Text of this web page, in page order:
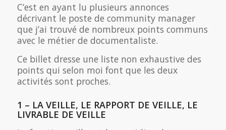
C’est en ayant lu plusieurs annonces
décrivant le poste de community manager
que j’ai trouvé de nombreux points communs
avec le métier de documentaliste.
Ce billet dresse une liste non exhaustive des
points qui selon moi font que les deux
activités sont proches.
1 – LA VEILLE, LE RAPPORT DE VEILLE, LE
LIVRABLE DE VEILLE